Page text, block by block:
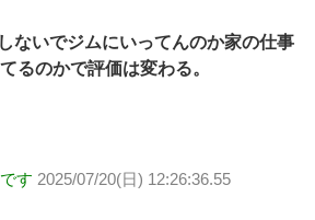
ないでジムにいってんのか家の仕事
るのかで評価は変わる。
す 2025/07/20(日) 12:26:36.55